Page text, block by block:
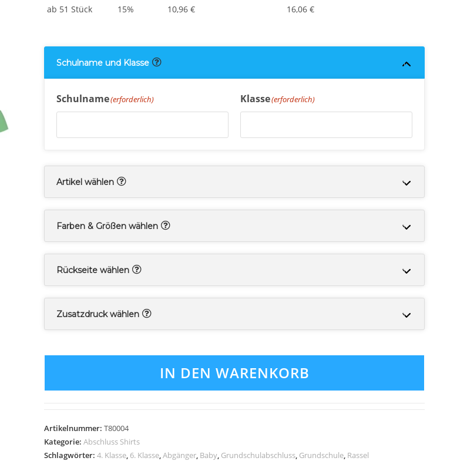
ab 51 Stück
15% 10,96 € 16,06 €
Schulname und Klasse
Schulname(erforderlich) Klasse(erforderlich)
Artikel wählen
Farben & Größen wählen
Rückseite wählen
Zusatzdruck wählen
IN DEN WARENKORB
Artikelnummer: T80004
Kategorie: Abschluss Shirts
Schlagwörter: 4. Klasse, 6. Klasse,Abgänger, Baby, Grundschulabschluss, Grundschule, Rassel